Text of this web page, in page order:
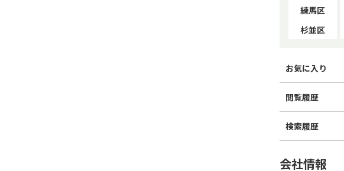
練馬区
杉並区
お気に入り
閲覧履歴
検索履歴
会社情報